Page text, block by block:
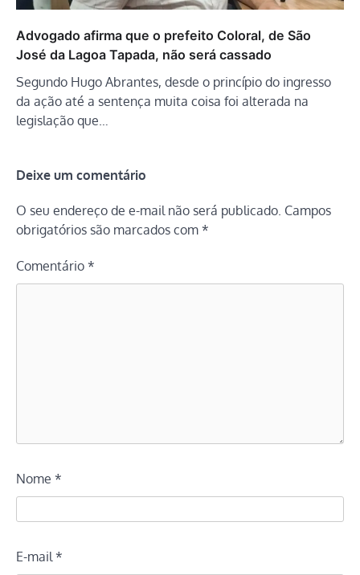
Advogado afirma que o prefeito Coloral, de São
José da Lagoa Tapada, não será cassado
Segundo Hugo Abrantes, desde o princípio do ingresso
da ação até a sentença muita coisa foi alterada na
legislação que…
Deixe um comentário
O seu endereço de e-mail não será publicado. Campos
obrigatórios são marcados com *
Comentário *
Nome *
E-mail*